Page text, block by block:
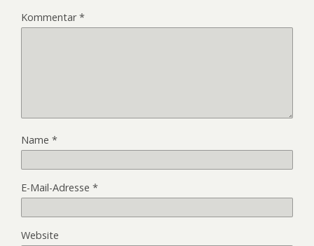
Kommentar*
Name *
E-Mail-Adresse *
Website